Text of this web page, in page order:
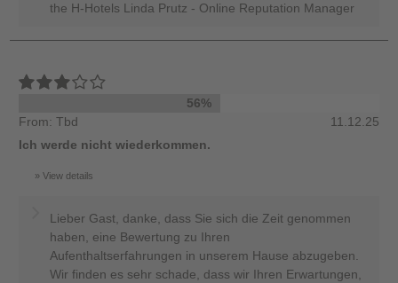
the H-Hotels Linda Prutz - Online Reputation Manager
56%
From: Tbd
11.12.25
Ich werde nicht wiederkommen.
View details
Lieber Gast, danke, dass Sie sich die Zeit genommen
haben, eine Bewertung zu Ihren
Aufenthaltserfahrungen in unserem Hause abzugeben.
Wir finden es sehr schade, dass wir Ihren Erwartungen,